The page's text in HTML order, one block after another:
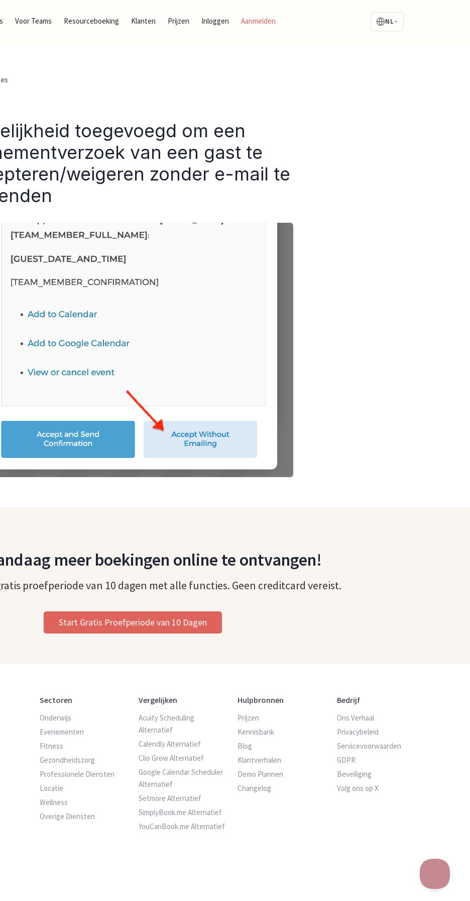
Voor Teams Resourceboeking Klanten Prijzen Inloggen Aanmelden NL
toegevoegd om een
van een gast te
weigeren zonder e-mail te
meer boekingen online te ontvangen!
proefperiode van 10 dagen met alle functies. Geen creditcard vereist.
Start Gratis Proefperiode van 10 Dagen
Sectoren
Onderwijs
Evenementen
Fitness
Gezondheidszorg
Professionele Diensten
Locatie
Wellness
Overige Diensten
Vergelijken
Acuity Scheduling
Alternatief
Calendly Alternatief
Clio Grow Alternatief
Google Calendar Scheduler
Alternatief
Setmore Alternatief
SimplyBook.me Alternatief
YouCanBook.me Alternatief
Hulpbronnen
Prijzen
Kennisbank
Blog
Klantverhalen
Demo Plannen
Changelog
Bedrijf
Ons Verhaal
Privacybeleid
Servicevoorwaarden
GDPR
Beveiliging
Volg ons op X